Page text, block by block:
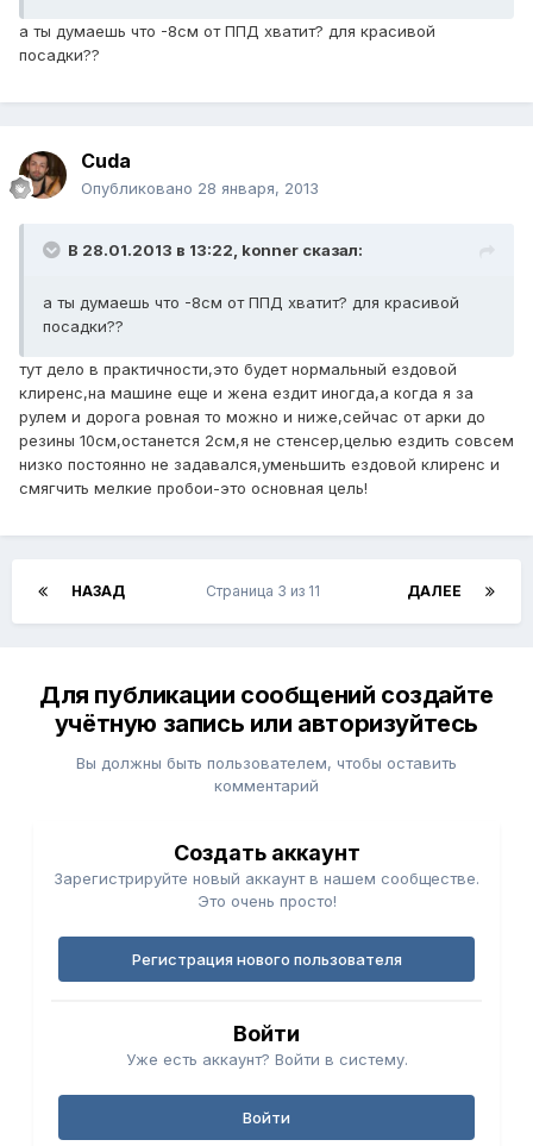
а ты думаешь что -8см от ППД хватит? для красивой
посадки??
Cuda
Опубликовано 28 января, 2013
В 28.01.2013 в 13:22, konner сказал:
а ты думаешь что -8см от ППД хватит? для красивой
посадки??
тут дело в практичности,это будет нормальный ездовой
клиренс,на машине еще и жена ездит иногда,а когда я за
рулем и дорога ровная то можно и ниже,сейчас от арки до
резины 10см,останется 2см,я не стенсер,целью ездить совсем
низко постоянно не задавался,уменьшить ездовой клиренс и
смягчить мелкие пробои-это основная цель!
НАЗАД ДАЛЕЕ
Страница 3 из 11
Для публикации сообщений создайте
учётную запись или авторизуйтесь
Вы должны быть пользователем, чтобы оставить
комментарий
Создать аккаунт
Зарегистрируйте новый аккаунт в нашем сообществе.
Это очень просто!
Регистрация нового пользователя
Войти
Уже есть аккаунт? Войти в систему.
Войти